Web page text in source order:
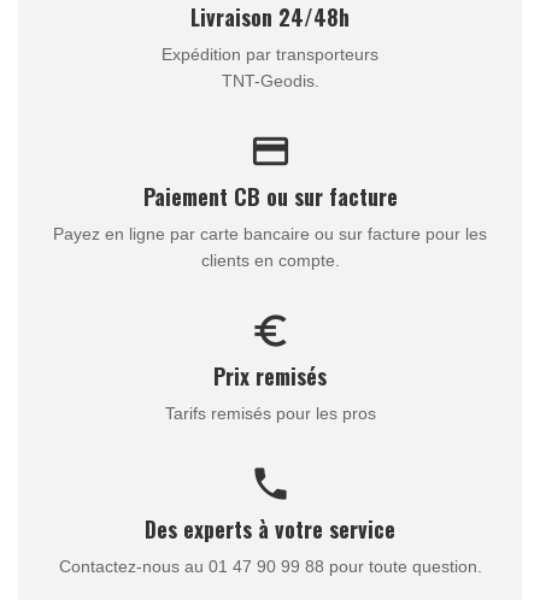
Livraison 24/48h
Expédition par transporteurs
TNT-Geodis.
credit_card
Paiement CB ou sur facture
Payez en ligne par carte bancaire ou sur facture pour les
clients en compte.
euro_symbol
Prix remisés
Tarifs remisés pour les pros
call
Des experts à votre service
Contactez-nous au 01 47 90 99 88 pour toute question.